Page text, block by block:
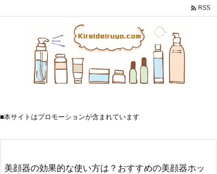
 RSS
■本サイトはプロモーションが含まれています
美顔器の効果的な使い方は？おすすめの美顔器ホッ